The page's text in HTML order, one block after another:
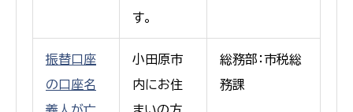
す。
振替口座
の口座名
義人が亡
小田原市
内にお住
まいの方
総務部：市税総
務課